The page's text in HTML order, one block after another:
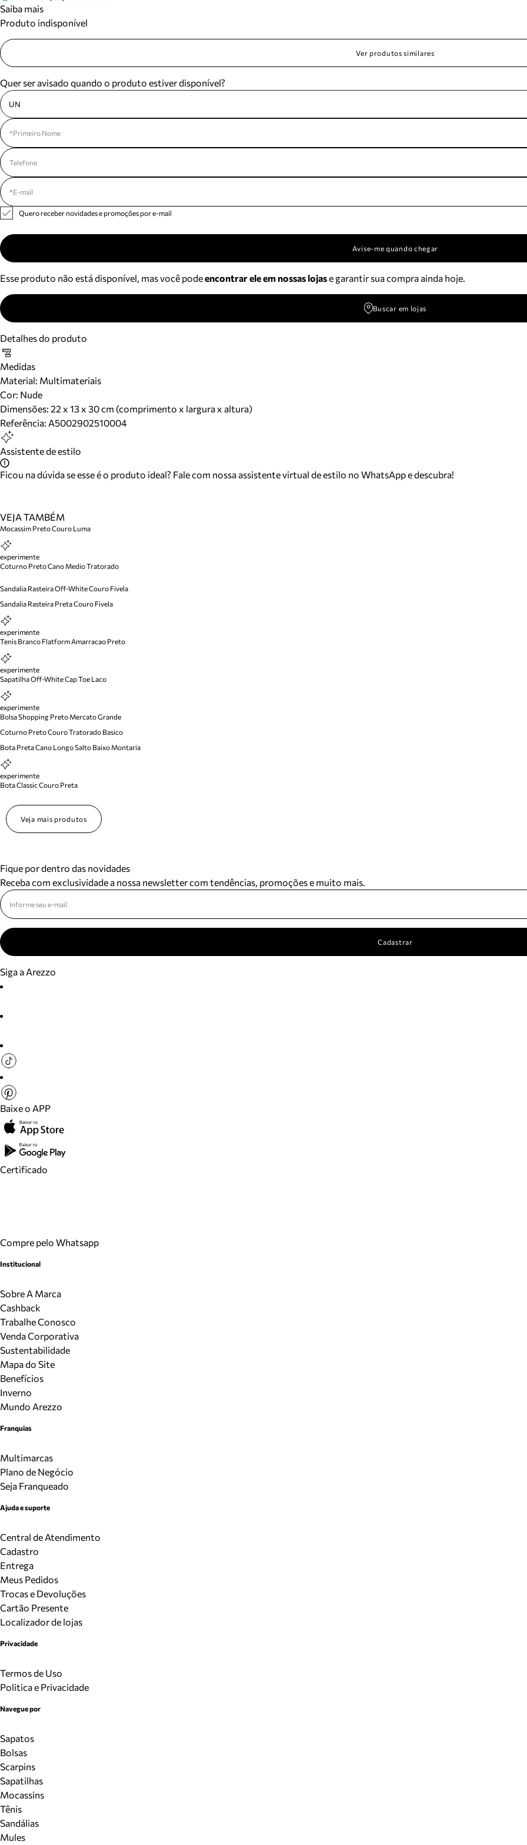
Saiba mais
Produto indisponível
Ver produtos similares
Quer ser avisado quando o produto estiver disponível?
UN
Quero receber novidades e promoções por e-mail
Avise-me quando chegar
Esse produto não está disponível, mas você podeencontrar ele em nossas lojase garantir sua compra ainda hoje.
Buscar em lojas
Detalhes do produto
Medidas
Material: Multimateriais
Cor: Nude
Dimensões: 22 x 13 x 30 cm (comprimento x largura x altura)
Referência: A5002902510004
Assistente de estilo
Ficou na dúvida se esse é o produto ideal? Fale com nossa assistente virtual de estilo no WhatsApp e descubra!
VEJA TAMBÉM
Mocassim Preto Couro Luma
experimente
Coturno Preto Cano Medio Tratorado
Sandalia Rasteira Off-White Couro Fivela
Sandalia Rasteira Preta Couro Fivela
experimente
Tenis Branco Flatform Amarracao Preto
experimente
Sapatilha Off-White Cap Toe Laco
experimente
Bolsa Shopping Preto Mercato Grande
Coturno Preto Couro Tratorado Basico
Bota Preta Cano Longo Salto Baixo Montaria
experimente
Bota Classic Couro Preta
Veja mais produtos
Fique por dentro das novidades
Receba com exclusividade a nossa newsletter com tendências, promoções e muito mais.
Cadastrar
Siga a Arezzo
Baixe o APP
Certificado
Compre pelo Whatsapp
Institucional
Sobre A Marca
Cashback
Trabalhe Conosco
Venda Corporativa
Sustentabilidade
Mapa do Site
Benefícios
Inverno
Mundo Arezzo
Franquias
Multimarcas
Plano de Negócio
Seja Franqueado
Ajuda e suporte
Central de Atendimento
Cadastro
Entrega
Meus Pedidos
Trocas e Devoluções
Cartão Presente
Localizador de lojas
Privacidade
Termos de Uso
Politica e Privacidade
Navegue por
Sapatos
Bolsas
Scarpins
Sapatilhas
Mocassins
Tênis
Sandálias
Mules